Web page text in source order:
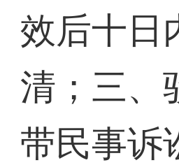
效后十日
清；三、
带民事诉